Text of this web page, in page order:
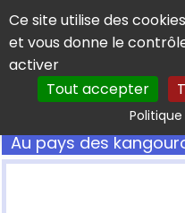
Panneau de gestion des
Ce site utilise des
et vous donne le
activer
Tout accepter
Au pays des